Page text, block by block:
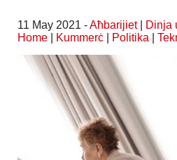
11 May 2021 -Aħbarijiet| Dinja
Home
Kummerċ Politika